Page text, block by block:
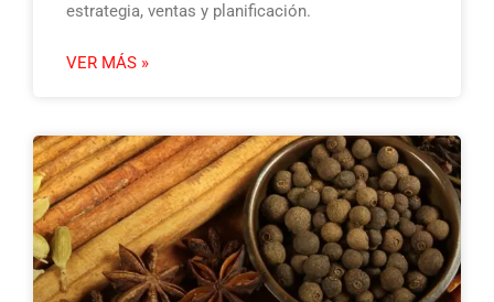
estrategia, ventas y planificación.
VER MÁS »